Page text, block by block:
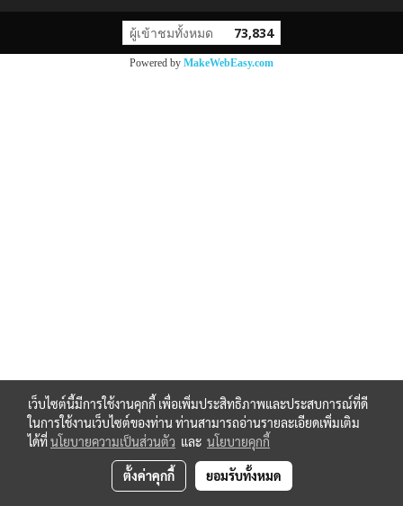
ผู้เข้าชมทั้งหมด 73,834
Powered by MakeWebEasy.com
เว็บไซต์นี้มีการใช้งานคุกกี้ เพื่อเพิ่มประสิทธิภาพและประสบการณ์ที่ดี
ในการใช้งานเว็บไซต์ของท่าน ท่านสามารถอ่านรายละเอียดเพิ่มเติม
ได้ที่นโยบายความเป็นส่วนตัว และ นโยบายคุกกี้
ตั้งค่าคุกกี้ ยอมรับทั้งหมด